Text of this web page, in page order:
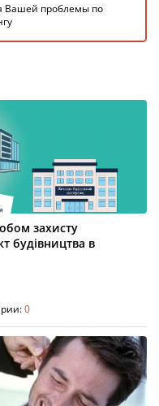
Вашей проблемы по
захисту
будівництва в
0